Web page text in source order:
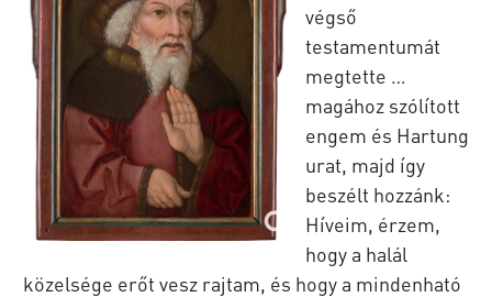
végső
testamentumát
megtette …
magához szólított
engem és Hartung
urat, majd így
beszélt hozzánk:
Híveim, érzem,
hogy a halál
közelsége erőt vesz rajtam, és hogy a mindenható